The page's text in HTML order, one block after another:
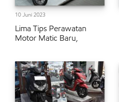
10 Juni 2023
Lima Tips Perawatan
Motor Matic Baru,